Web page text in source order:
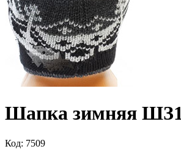
Шапка зимняя
Код: 7509